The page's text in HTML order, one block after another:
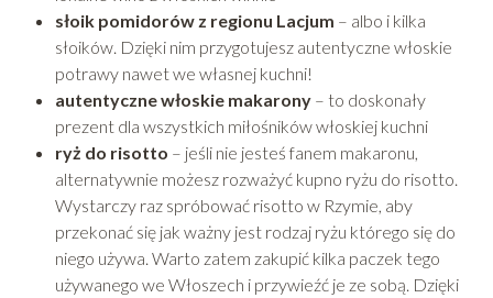
słoik pomidorów z regionu Lacjum – albo i kilka
słoików. Dzięki nim przygotujesz autentyczne włoskie
potrawy nawet we własnej kuchni!
autentyczne włoskie makarony– to doskonały
prezent dla wszystkich miłośników włoskiej kuchni
ryż do risotto – jeśli nie jesteś fanem makaronu,
alternatywnie możesz rozważyć kupno ryżu do risotto.
Wystarczy raz spróbować risotto w Rzymie, aby
przekonać się jak ważny jest rodzaj ryżu którego się do
niego używa. Warto zatem zakupić kilka paczek tego
używanego we Włoszech i przywieźć je ze sobą. Dzięki